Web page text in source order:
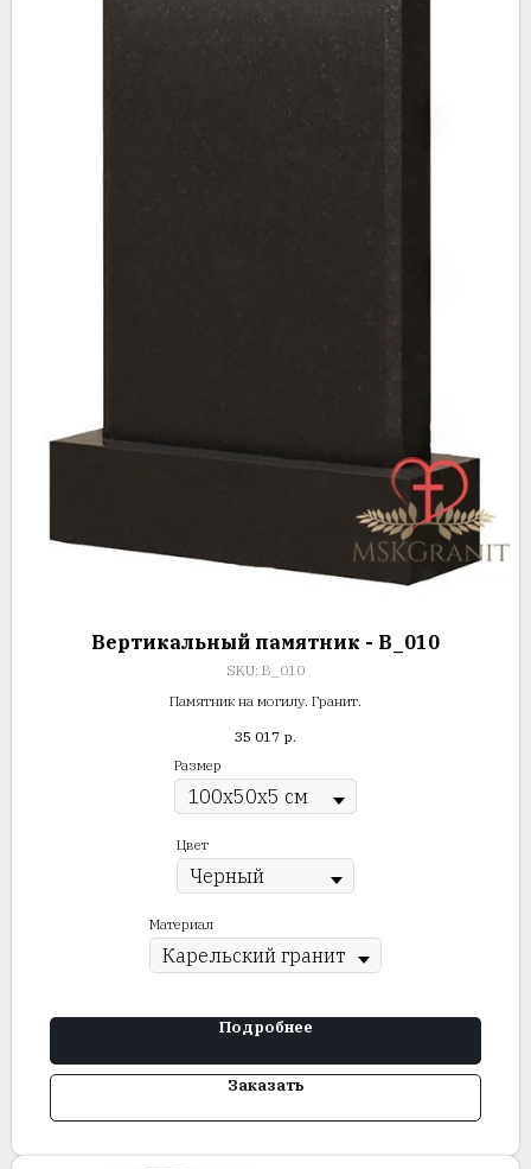
Вертикальный памятник - В_010
SKU: В_010
Памятник на могилу. Гранит.
35 017 р.
Размер
Цвет
Материал
Подробнее
Заказать